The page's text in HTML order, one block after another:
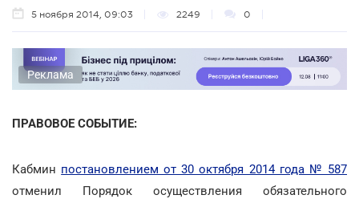
5 ноября 2014, 09:03 2249 0
Реклама
ПРАВОВОЕ СОБЫТИЕ:
Кабмин постановлением от 30 октября 2014 года № 587
отменил Порядок осуществления обязательного